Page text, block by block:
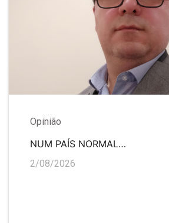
Opinião
NUM PAÍS NORMAL…
2/08/2026